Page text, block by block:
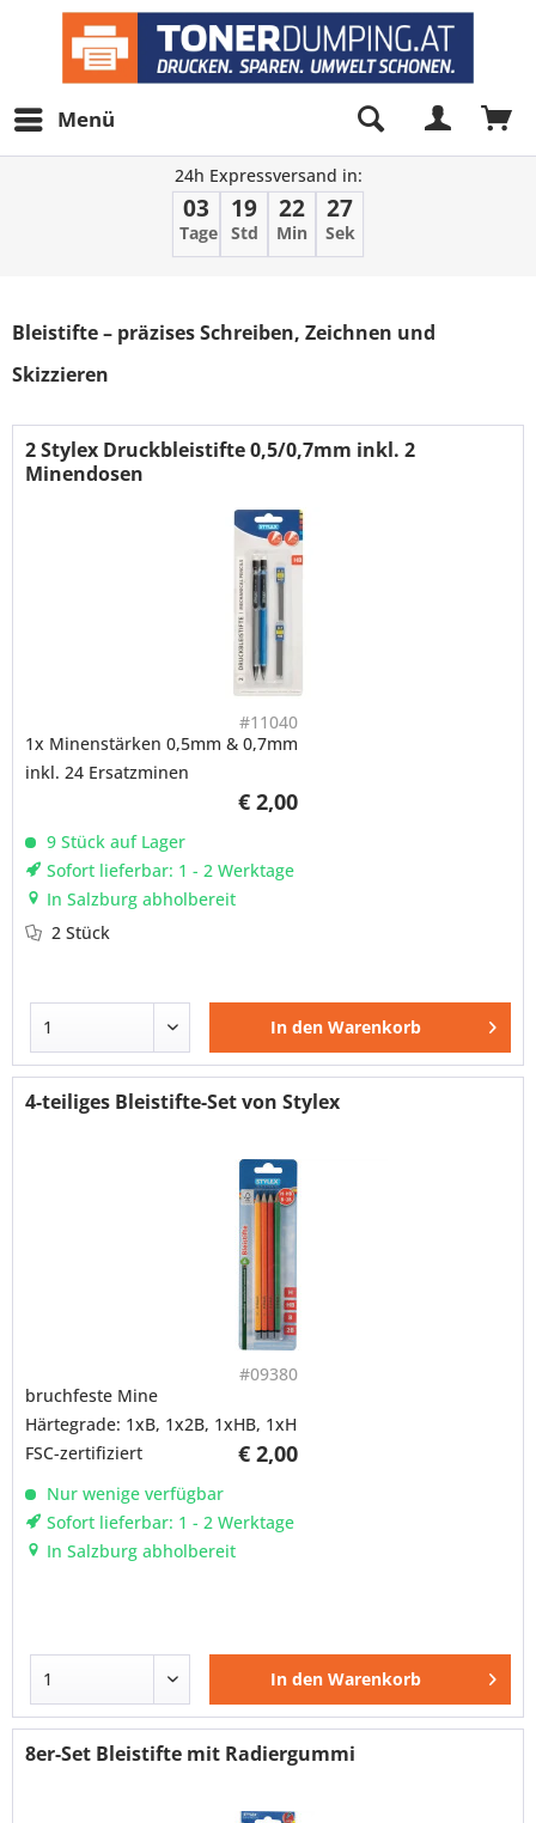
Menü
24h Expressversand in:
03
Tage
19
Std
22
Min
26
Sek
Bleistifte – präzises Schreiben, Zeichnen und
Skizzieren
2 Stylex Druckbleistifte 0,5/0,7mm inkl. 2
Minendosen
#11040
€ 2,00
1x Minenstärken 0,5mm & 0,7mm
inkl. 24 Ersatzminen
9 Stück auf Lager
Sofort lieferbar: 1 - 2 Werktage
In Salzburg abholbereit
2 Stück
In den Warenkorb
4-teiliges Bleistifte-Set von Stylex
#09380
€ 2,00
bruchfeste Mine
Härtegrade: 1xB, 1x2B, 1xHB, 1xH
FSC-zertifiziert
Nur wenige verfügbar
Sofort lieferbar: 1 - 2 Werktage
In Salzburg abholbereit
In den Warenkorb
8er-Set Bleistifte mit Radiergummi